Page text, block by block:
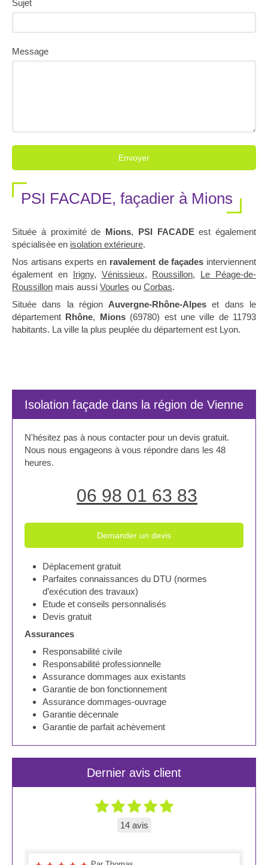
Sujet
Message
Envoyer
PSI FACADE, façadier à Mions
Située à proximité de Mions, PSI FACADEest également
spécialisée en isolation extérieure.
Nos artisans experts en ravalement de façades interviennent
également en Irigny, Vénissieux, Roussillon, Le Péage-de-
Roussillon mais aussi Vourles ou Corbas.
Située dans la région Auvergne-Rhône-Alpes et dans le
département Rhône, Mions(69780) est une ville de 11793
habitants. La ville la plus peuplée du département est Lyon.
Isolation façade dans la région de Vienne
N'hésitez pas à nous contacter pour un devis gratuit.
Nous nous engageons à vous répondre dans les 48
heures.
06 98 01 63 83
Demander un devis
Déplacement gratuit
Parfaites connaissances du DTU (normes
d’exécution des travaux)
Etude et conseils personnalisés
Devis gratuit
Assurances
Responsabilité civile
Responsabilité professionnelle
Assurance dommages aux existants
Garantie de bon fonctionnement
Assurance dommages-ouvrage
Garantie décennale
Garantie de parfait achèvement
Dernier avis client
14 avis